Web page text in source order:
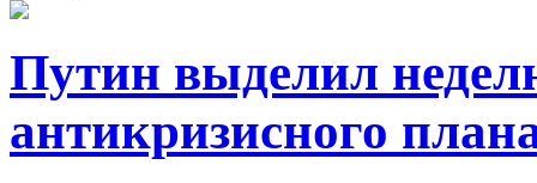
Путин выделил
антикризисного